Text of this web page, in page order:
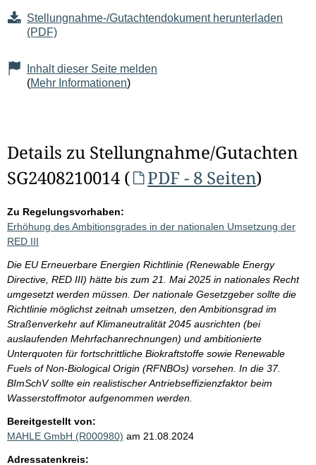
Stellungnahme-/Gutachtendokument herunterladen
(PDF)
Inhalt dieser Seite melden
(Mehr Informationen)
Details zu Stellungnahme/Gutachten
SG2408210014 (
PDF - 8 Seiten)
Zu Regelungsvorhaben:
Erhöhung des Ambitionsgrades in der nationalen Umsetzung der
RED III
Die EU Erneuerbare Energien Richtlinie (Renewable Energy
Directive, RED III) hätte bis zum 21. Mai 2025 in nationales Recht
umgesetzt werden müssen. Der nationale Gesetzgeber sollte die
Richtlinie möglichst zeitnah umsetzen, den Ambitionsgrad im
Straßenverkehr auf Klimaneutralität 2045 ausrichten (bei
auslaufenden Mehrfachanrechnungen) und ambitionierte
Unterquoten für fortschrittliche Biokraftstoffe sowie Renewable
Fuels of Non-Biological Origin (RFNBOs) vorsehen. In die 37.
BImSchV sollte ein realistischer Antriebseffizienzfaktor beim
Wasserstoffmotor aufgenommen werden.
Bereitgestellt von:
MAHLE GmbH (R000980) am 21.08.2024
Adressatenkreis: